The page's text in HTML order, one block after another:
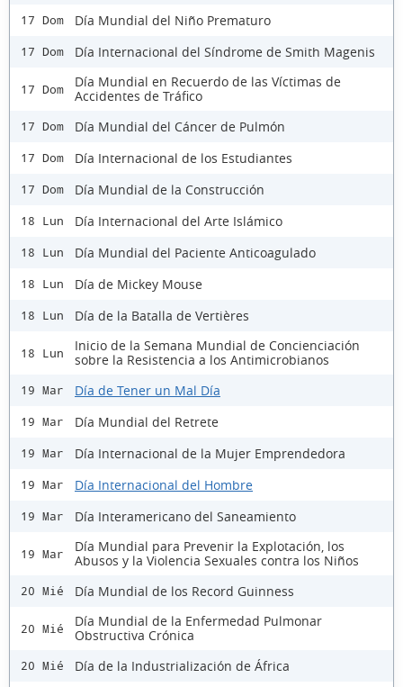
17 Dom Día Mundial del Niño Prematuro
17 Dom Día Internacional del Síndrome de Smith Magenis
17 Dom
Día Mundial en Recuerdo de las Víctimas de
Accidentes de Tráfico
17 Dom Día Mundial del Cáncer de Pulmón
17 Dom Día Internacional de los Estudiantes
17 Dom Día Mundial de la Construcción
18 Lun Día Internacional del Arte Islámico
18 Lun Día Mundial del Paciente Anticoagulado
18 Lun Día de Mickey Mouse
18 Lun Día de la Batalla de Vertières
18 Lun
Inicio de la Semana Mundial de Concienciación
sobre la Resistencia a los Antimicrobianos
19 Mar Día de Tener un Mal Día
19 Mar Día Mundial del Retrete
19 Mar Día Internacional de la Mujer Emprendedora
19 Mar Día Internacional del Hombre
19 Mar Día Interamericano del Saneamiento
19 Mar
Día Mundial para Prevenir la Explotación, los
Abusos y la Violencia Sexuales contra los Niños
20 Mié Día Mundial de los Record Guinness
20 Mié
Día Mundial de la Enfermedad Pulmonar
Obstructiva Crónica
20 Mié Día de la Industrialización de África